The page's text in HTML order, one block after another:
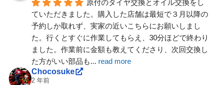
原付のタイヤ交換とオイル交換をし
ていただきました。購入した店舗は最短で３月以降の
予約しか取れず、実家の近いこちらにお願いしまし
た。行くとすぐに作業してもらえ、30分ほどで終わり
ました。作業前に金額も教えてくださり、次回交換し
た方がいい部品も... read more
Chocosuke
2 年前